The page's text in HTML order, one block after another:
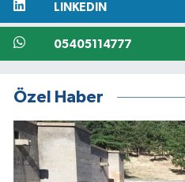
LINKEDIN
05405114777
Özel Haber